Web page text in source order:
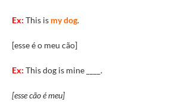
Ex: This is my dog.
[esse é o meu cão]
Ex: This dog is mine ____.
[esse cão é meu]